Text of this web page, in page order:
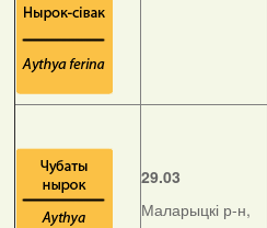
29.03
Маларыцкі р-н,